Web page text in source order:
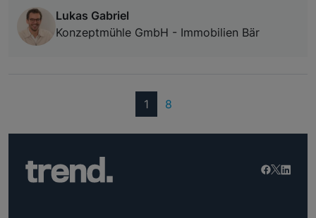
Lukas Gabriel
Konzeptmühle GmbH - Immobilien Bär
1 (current)
8